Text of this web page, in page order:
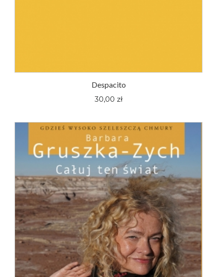
Despacito
30,00 zł